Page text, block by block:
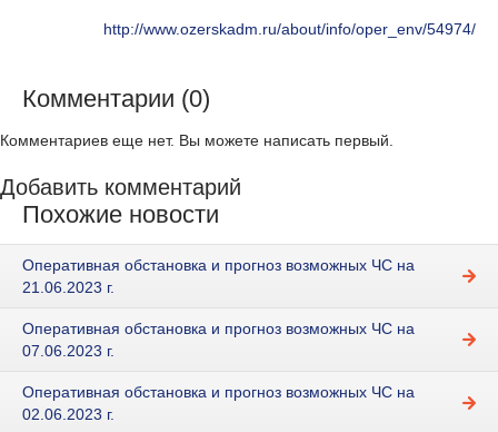
http://www.ozerskadm.ru/about/info/oper_env/54974/
Комментарии (0)
Комментариев еще нет. Вы можете написать первый.
Добавить комментарий
Похожие новости
Оперативная обстановка и прогноз возможных ЧС на
21.06.2023 г.
Оперативная обстановка и прогноз возможных ЧС на
07.06.2023 г.
Оперативная обстановка и прогноз возможных ЧС на
02.06.2023 г.